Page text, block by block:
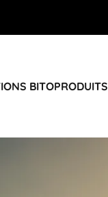
BITOPRODUITS